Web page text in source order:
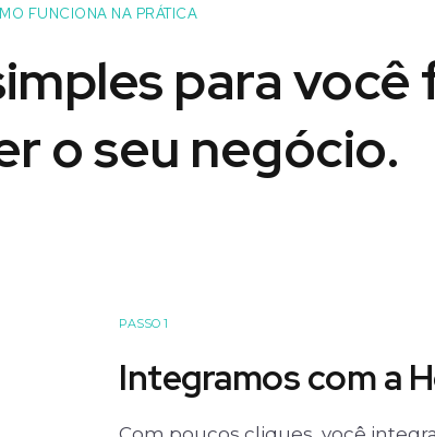
FUNCIONA NA PRÁTICA
para você
o seu negócio.
PASSO 1
Integramos com a